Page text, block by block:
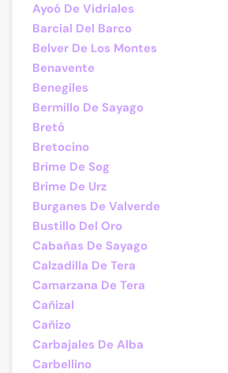
Ayoó De Vidriales
Barcial Del Barco
Belver De Los Montes
Benavente
Benegiles
Bermillo De Sayago
Bretó
Bretocino
Brime De Sog
Brime De Urz
Burganes De Valverde
Bustillo Del Oro
Cabañas De Sayago
Calzadilla De Tera
Camarzana De Tera
Cañizal
Cañizo
Carbajales De Alba
Carbellino